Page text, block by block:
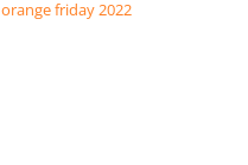
orange friday 2022